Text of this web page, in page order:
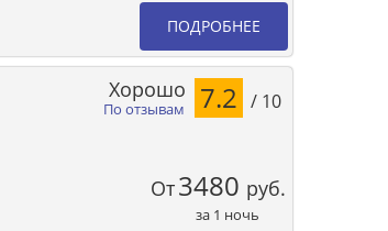
ПОДРОБНЕЕ
По отзывам
Хорошо 7.2 / 10
От3480 руб.
за 1 ночь